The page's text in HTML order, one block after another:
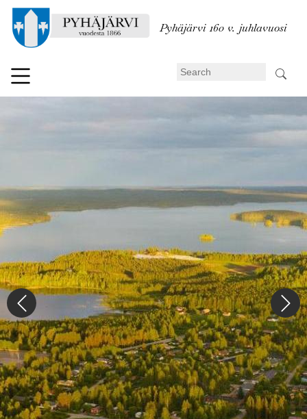
toPyhäjärvi 160 v. juhlavuosi
Search